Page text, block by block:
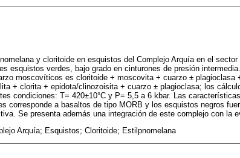
y cloritoide en esquistos del Complejo Arquía en el
esquistos verdes, bajo grado en cinturones de presión
moscovíticos es cloritoide + moscovita + cuarzo ± plagioclasa
+ clorita + epidota/clinozoisita + cuarzo ± plagioclasa; los
condiciones: T= 420±10°C y P= 5,5 a 6 kbar. Las
corresponde a basaltos de tipo MORB y los esquistos negros
Se presenta además una integración de este complejo con la
Arquía; Esquistos; Cloritoide; Estilpnomelana